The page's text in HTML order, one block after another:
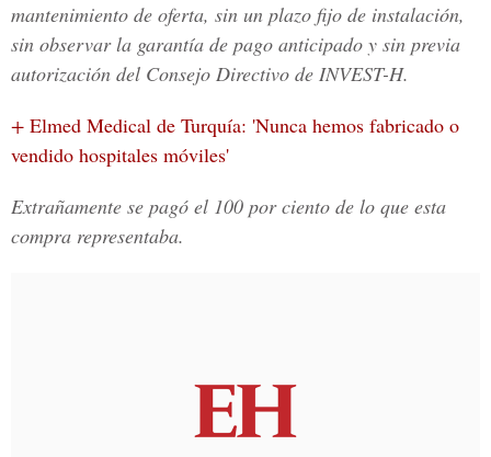
mantenimiento de oferta, sin un plazo fijo de instalación,
sin observar la garantía de pago anticipado y sin previa
autorización del Consejo Directivo de INVEST-H.
+ Elmed Medical de Turquía: 'Nunca hemos fabricado o
vendido hospitales móviles'
Extrañamente se pagó el 100 por ciento de lo que esta
compra representaba.